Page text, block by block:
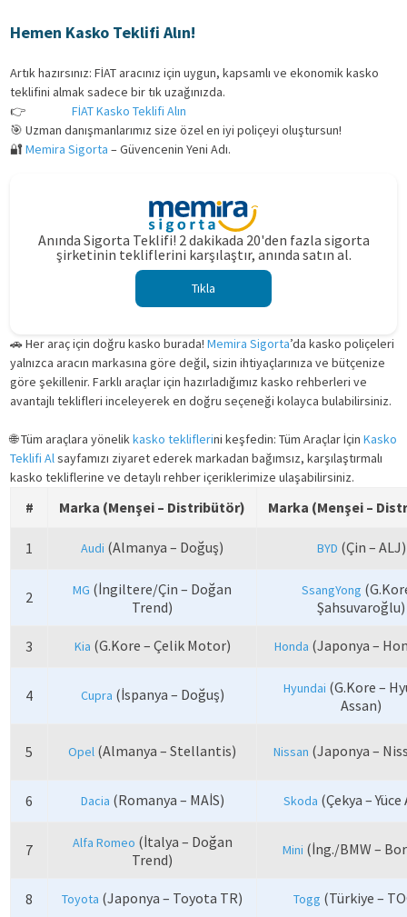
Hemen Kasko Teklifi Alın!
Artık hazırsınız: FİAT aracınız için uygun, kapsamlı ve ekonomik kasko
teklifini almak sadece bir tık uzağınızda.
👉
FİAT Kasko Teklifi Alın
🎯 Uzman danışmanlarımız size özel en iyi poliçeyi oluştursun!
🔐 Memira Sigorta – Güvencenin Yeni Adı.
Anında Sigorta Teklifi! 2 dakikada 20'den fazla sigorta
şirketinin tekliflerini karşılaştır, anında satın al.
Tıkla
🚗 Her araç için doğru kasko burada! Memira Sigorta’da kasko poliçeleri
yalnızca aracın markasına göre değil, sizin ihtiyaçlarınıza ve bütçenize
göre şekillenir. Farklı araçlar için hazırladığımız kasko rehberleri ve
avantajlı teklifleri inceleyerek en doğru seçeneği kolayca bulabilirsiniz.
🌐 Tüm araçlara yönelikkasko tekliflerini keşfedin: Tüm Araçlar İçin Kasko
Teklifi Alsayfamızı ziyaret ederek markadan bağımsız, karşılaştırmalı
kasko tekliflerine ve detaylı rehber içeriklerimize ulaşabilirsiniz.
# Marka (Menşei – Distribütör) Marka (Menşei –
1 Audi (Almanya – Doğuş) BYD (Çin – ALJ)
2 MG (İngiltere/Çin – Doğan
Trend)
SsangYong
Şahsuvaroğlu)
3 Kia (G.Kore – Çelik Motor) Honda (Japonya –
4 Cupra (İspanya – Doğuş) Hyundai (G.Kore –
Assan)
5 Opel (Almanya – Stellantis) Nissan (Japonya –
6 Dacia (Romanya – MAİS) Skoda (Çekya –
7 Alfa Romeo (İtalya – Doğan
Trend)
Mini (İng./BMW –
8 Toyota (Japonya – Toyota TR) Togg (Türkiye –